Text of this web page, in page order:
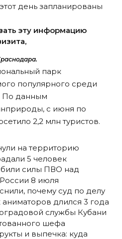
день запланированы
эту информацию
парк
популярного среди
По данным
с июня по
2,2 млн туристов.
на территорию
5 человек
силы ПВО над
8 июля
почему суд по делу
аниматоров длился 3 года
службы Кубани
шефа
и выпечка: куда